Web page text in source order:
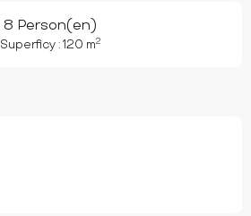
8 Person(en)
Superficy : 120 m2